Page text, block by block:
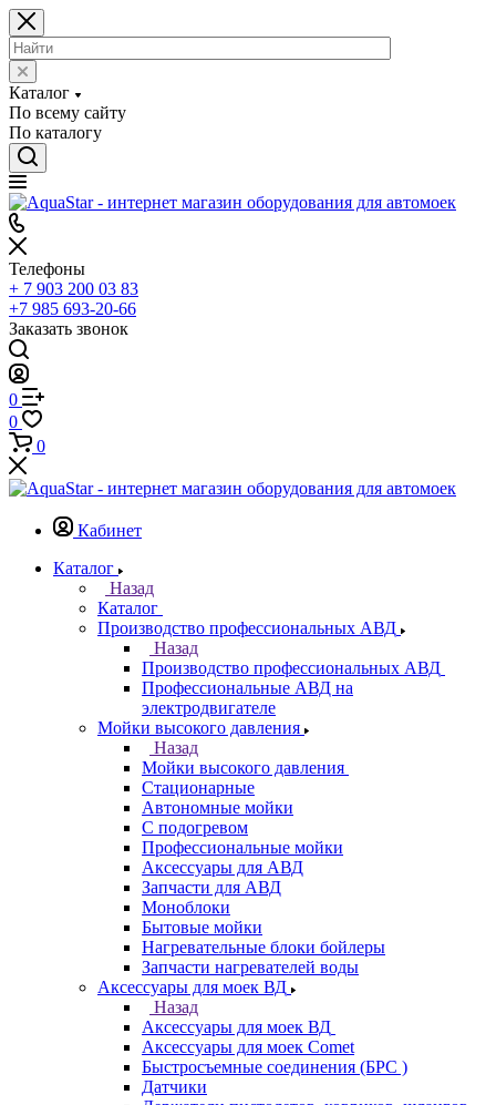
Каталог
По всему сайту
По каталогу
Телефоны
+ 7 903 200 03 83
+7 985 693-20-66
Заказать звонок
0
0
0
Кабинет
Каталог
Назад
Каталог
Производство профессиональных АВД
Назад
Производство профессиональных АВД
Профессиональные АВД на
электродвигателе
Мойки высокого давления
Назад
Мойки высокого давления
Стационарные
Автономные мойки
С подогревом
Профессиональные мойки
Аксессуары для АВД
Запчасти для АВД
Моноблоки
Бытовые мойки
Нагревательные блоки бойлеры
Запчасти нагревателей воды
Аксессуары для моек ВД
Назад
Аксессуары для моек ВД
Аксессуары для моек Comet
Быстросъемные соединения (БРС )
Датчики